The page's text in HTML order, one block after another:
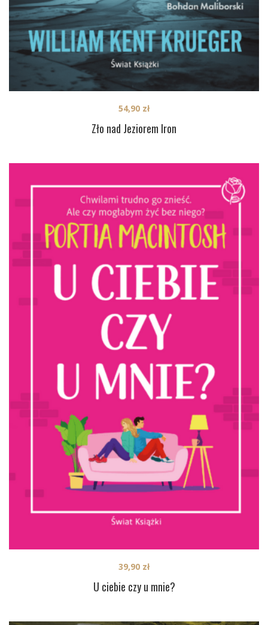
Zło nad Jeziorem Iron
54,90 zł
U ciebie czy u mnie?
39,90 zł